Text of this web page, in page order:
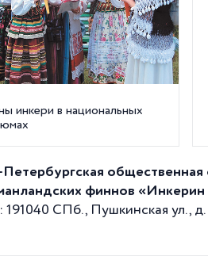
инкери в национальных
Петербургская
финнов
СПб., Пушкинская ул., д.